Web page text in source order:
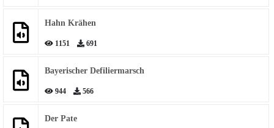
Hahn Krähen
1151 691
Bayerischer Defiliermarsch
944 566
Der Pate